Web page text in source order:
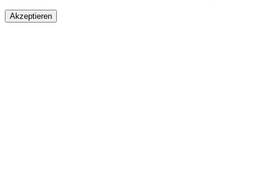
Akzeptieren